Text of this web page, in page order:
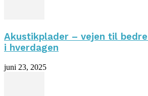
Akustikplader – vejen til
i hverdagen
juni 23, 2025